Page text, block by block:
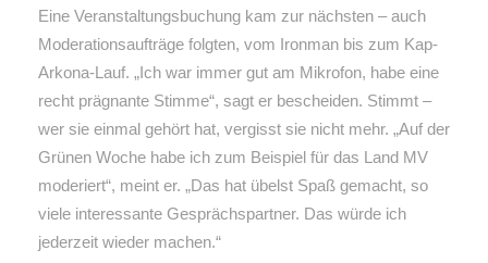
Eine Veranstaltungsbuchung kam zur nächsten – auch
Moderationsaufträge folgten, vom Ironman bis zum Kap-
Arkona-Lauf. „Ich war immer gut am Mikrofon, habe eine
recht prägnante Stimme“, sagt er bescheiden. Stimmt –
wer sie einmal gehört hat, vergisst sie nicht mehr. „Auf der
Grünen Woche habe ich zum Beispiel für das Land MV
moderiert“, meint er. „Das hat übelst Spaß gemacht, so
viele interessante Gesprächspartner. Das würde ich
jederzeit wieder machen.“